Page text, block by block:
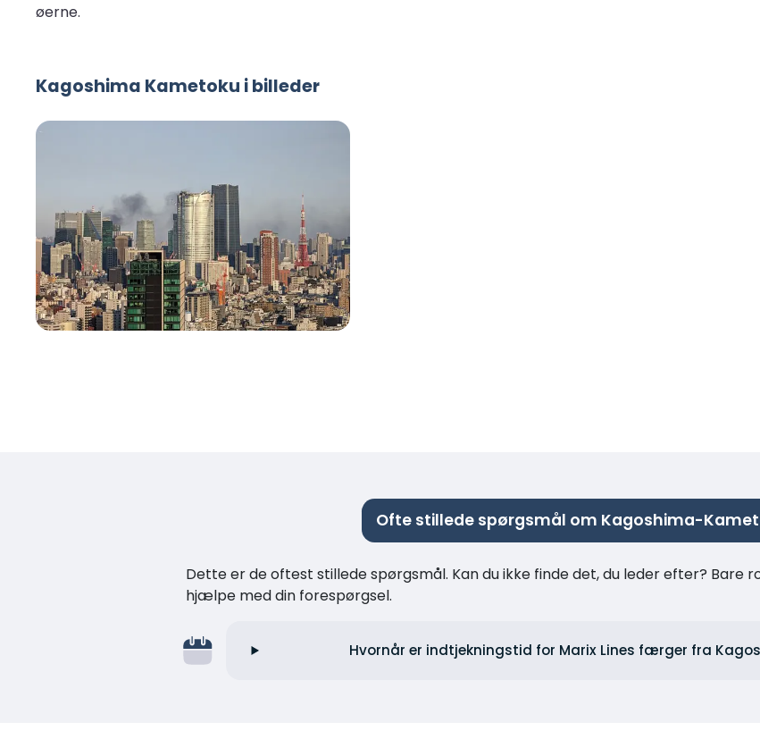
øerne.
Kagoshima Kametoku i billeder
Ofte stillede spørgsmål om Kagoshima-
Dette er de oftest stillede spørgsmål. Kan du ikke finde det, du leder efter? Bare
hjælpe med din forespørgsel.
Hvornår er indtjekningstid for Marix Lines færger fra